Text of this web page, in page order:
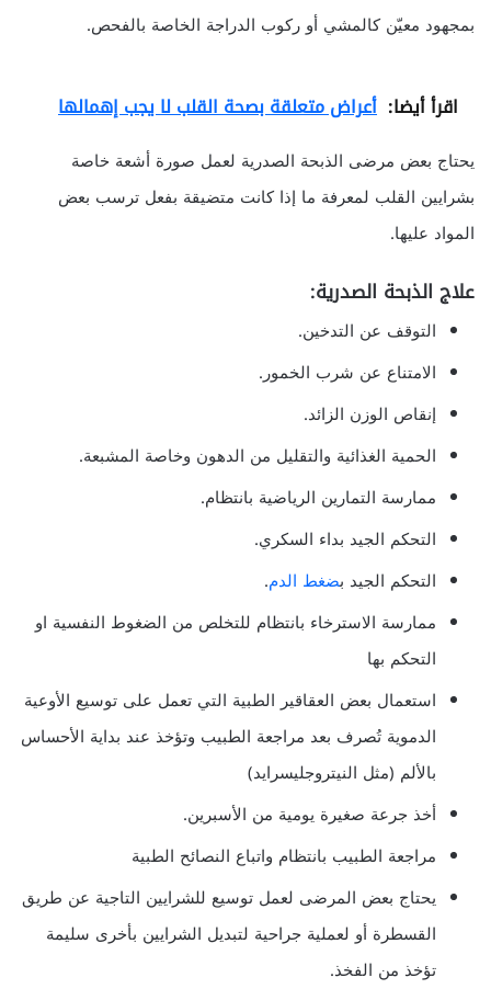
بمجهود معيّن كالمشي أو ركوب الدراجة الخاصة بالفحص.
اقرأ أيضا: أعراض متعلقة بصحة القلب لا يجب إهمالها
يحتاج بعض مرضى الذبحة الصدرية لعمل صورة أشعة خاصة
بشرايين القلب لمعرفة ما إذا كانت متضيقة بفعل ترسب بعض
المواد عليها.
علاج الذبحة الصدرية:
التوقف عن التدخين.
الامتناع عن شرب الخمور.
إنقاص الوزن الزائد.
الحمية الغذائية والتقليل من الدهون وخاصة المشبعة.
ممارسة التمارين الرياضية بانتظام.
التحكم الجيد بداء السكري.
التحكم الجيد بضغط الدم.
ممارسة الاسترخاء بانتظام للتخلص من الضغوط النفسية او
التحكم بها
استعمال بعض العقاقير الطبية التي تعمل على توسيع الأوعية
الدموية تُصرف بعد مراجعة الطبيب وتؤخذ عند بداية الأحساس
بالألم (مثل النيتروجليسرايد)
أخذ جرعة صغيرة يومية من الأسبرين.
مراجعة الطبيب بانتظام واتباع النصائح الطبية
يحتاج بعض المرضى لعمل توسيع للشرايين التاجية عن طريق
القسطرة أو لعملية جراحية لتبديل الشرايين بأخرى سليمة
تؤخذ من الفخذ.